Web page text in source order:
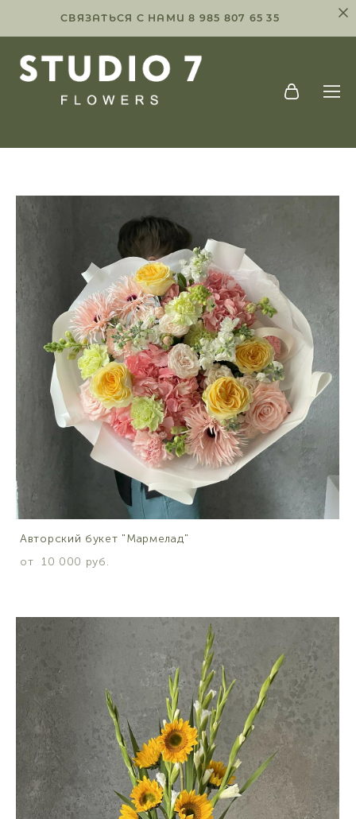
СВЯЗАТЬСЯ С НАМИ 8 985 807 65 35
Авторский букет "Мармелад"
от 10 000 pуб.